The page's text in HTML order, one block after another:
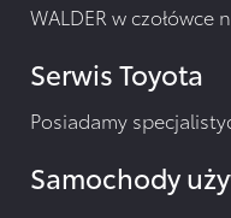
WALDER w
Serwis Toyota
Posiadamy
Samochody